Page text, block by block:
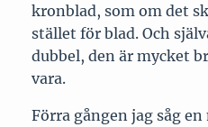
kronblad, som om det
stället för blad. Och
dubbel, den är mycket
vara.
Förra gången jag såg